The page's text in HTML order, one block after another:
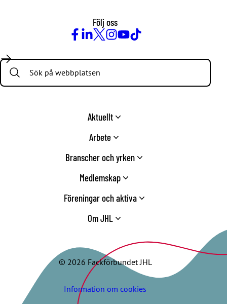
Följ oss
Search:
Aktuellt
Arbete
Branscher och yrken
Medlemskap
Föreningar och aktiva
Om JHL
© 2026 Fackförbundet JHL
Information om cookies